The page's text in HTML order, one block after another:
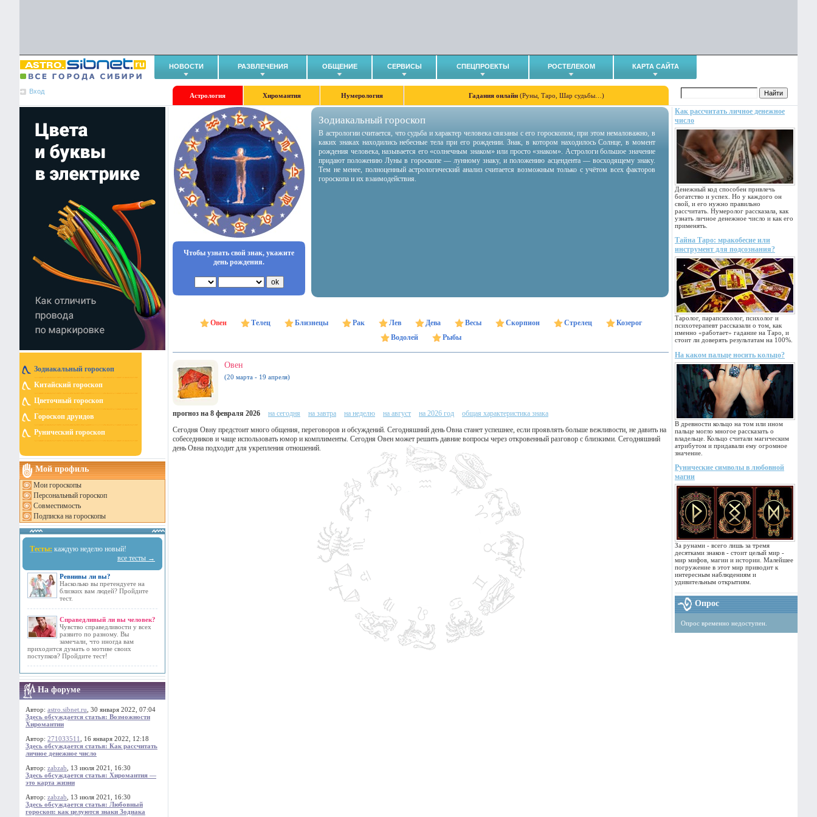
НОВОСТИ РАЗВЛЕЧЕНИЯ ОБЩЕНИЕ СЕРВИСЫ СПЕЦПРОЕКТЫ РОСТЕЛЕКОМ КАРТА САЙТА
Вход
Астрология Хиромантия Нумерология Гадания онлайн (Руны, Таро, Шар судьбы…)
Зодиакальный гороскоп
Китайский гороскоп
Цветочный гороскоп
Гороскоп друидов
Рунический гороскоп
Мой профиль
Мои гороскопы
Персональный гороскоп
Совместимость
Подписка на гороскопы
Тесты: каждую неделю новый!
все тесты →
Ревнивы ли вы?
Насколько вы претендуете на
близких вам людей? Пройдите
тест.
Справедливый ли вы человек?
Чувство справедливости у всех
развито по разному. Вы
замечали, что иногда вам
приходится думать о мотиве своих
поступков? Пройдите тест!
На форуме
Автор: astro.sibnet.ru , 30 января 2022, 07:04
Здесь обсуждается статья: Возможности
Хиромантии
Автор: 271033511
, 16 января 2022, 12:18
Здесь обсуждается статья: Как рассчитать
личное денежное число
Автор: zabzab , 13 июля 2021, 16:30
Здесь обсуждается статья: Хиромантия —
это карта жизни
Автор: zabzab , 13 июля 2021, 16:30
Здесь обсуждается статья: Любовный
гороскоп: как целуются знаки Зодиака
Как рассчитать личное денежное
число
Денежный код способен привлечь
богатство и успех. Но у каждого он
свой, и его нужно правильно
рассчитать. Нумеролог рассказала, как
узнать личное денежное число и как его
применять.
Тайна Таро: мракобесие или
инструмент для подсознания?
Таролог, парапсихолог, психолог и
психотерапевт рассказали о том, как
именно «работает» гадание на Таро, и
стоит ли доверять результатам на 100%.
На каком пальце носить кольцо?
В древности кольцо на том или ином
пальце могло многое рассказать о
владельце. Кольцо считали магическим
атрибутом и придавали ему огромное
значение.
Рунические символы в любовной
магии
За рунами - всего лишь за тремя
десятками знаков - стоит целый мир -
мир мифов, магии и истории. Малейшее
погружение в этот мир приводит к
интересным наблюдениям и
удивительным открытиям.
Опрос
Опрос временно недоступен.
Чтобы узнать свой знак, укажите
день рождения.
Зодиакальный гороскоп
В астрологии считается, что судьба и характер человека связаны с его гороскопом, при этом немаловажно, в
каких знаках находились небесные тела при его рождении. Знак, в котором находилось Солнце, в момент
рождения человека, называется его «солнечным знаком» или просто «знаком». Астрологи большое значение
придают положению Луны в гороскопе — лунному знаку, и положению асцендента — восходящему знаку.
Тем не менее, полноценный астрологический анализ считается возможным только с учётом всех факторов
гороскопа и их взаимодействия.
Овен Телец Близнецы Рак Лев Дева Весы Скорпион Стрелец
Козерог
Водолей
Рыбы
Овен
(20 марта - 19 апреля)
прогноз на 8 февраля 2026 на сегодня на завтра на неделю на август на 2026 год
общая характеристика знака
Сегодня Овну предстоит много общения, переговоров и обсуждений. Сегодняшний день Овна станет успешнее, если проявлять больше вежливости, не давить на
собеседников и чаще использовать юмор и комплименты. Сегодня Овен может решить давние вопросы через откровенный разговор с близкими. Сегодняшний
день Овна подходит для укрепления отношений.